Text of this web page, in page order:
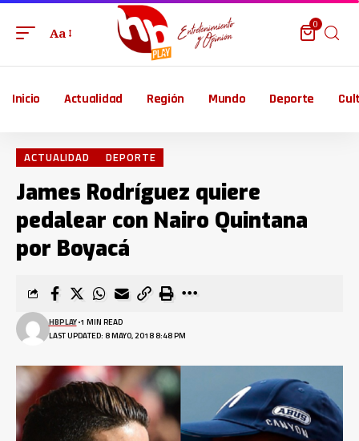
Aa
0
Inicio Actualidad Región Mundo Deporte
ACTUALIDAD DEPORTE
James Rodríguez quiere
pedalear con Nairo Quintana
por Boyacá
LAST UPDATED: 8 MAYO, 2018 8:48 PM
HBPLAY 1 MIN READ